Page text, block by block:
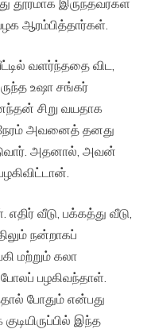
ஆரம்பித்தார்கள்.
வளர்ந்ததை விட,
உஷா சங்கர்
சிறு வயதாக
நேரம் அவனைத் தனது
அதனால், அவன்
வீடு, பக்கத்து வீடு,
நன்றாகப்
மற்றும் கலா
பழகிவந்தாள்.
போதும் என்பது
இந்த